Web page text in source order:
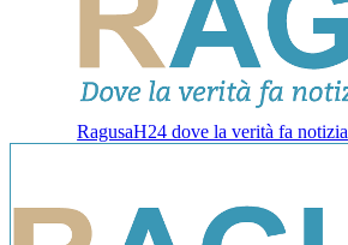
RagusaH24 dove la verità fa notizia